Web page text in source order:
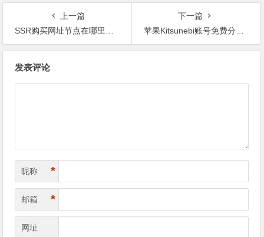
上一篇
SSR购买网址节点在哪里买ssr线路梯子哪个网站好如何购买ssr账号
下一篇
苹果Kitsunebi账号免费分享购买下载安装v2ray iOS客户端Kitsunebi
发表评论
昵称 *
邮箱 *
网址